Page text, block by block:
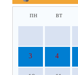
пн вт
3 4